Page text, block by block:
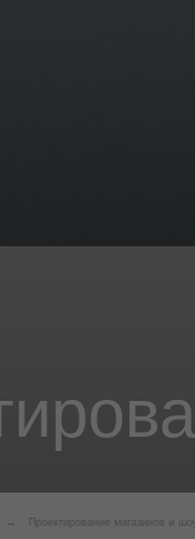
Проектирование магазинов и шоурумов